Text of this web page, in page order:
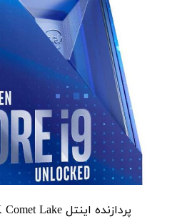
پردازنده اینتل Core i9 10900K Comet Lake